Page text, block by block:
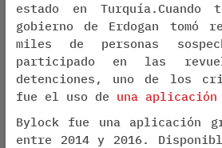
estado en Turquía.
gobierno de Erdogan tomó
miles de personas
participado en las
detenciones, uno de los
fue el uso de una aplicación
Bylock fue una aplicación
entre 2014 y 2016.